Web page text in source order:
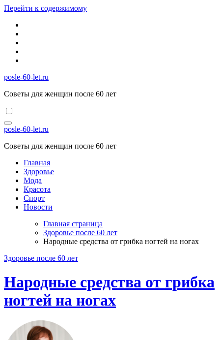
Перейти к содержимому
posle-60-let.ru
Советы для женщин после 60 лет
posle-60-let.ru
Советы для женщин после 60 лет
Главная
Здоровье
Мода
Красота
Спорт
Новости
Главная страница
Здоровье после 60 лет
Народные средства от грибка ногтей на ногах
Здоровье после 60 лет
Народные средства от грибка
ногтей на ногах